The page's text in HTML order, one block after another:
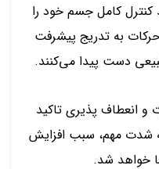
کنترل کامل جسم خود را
به تدریج پیشرفت
دست پیدا می‌کنند.
و انعطاف پذیری تاکید
طریق 6 مؤلفه‌ی به شدت مهم، سبب افزایش
خواهد شد.